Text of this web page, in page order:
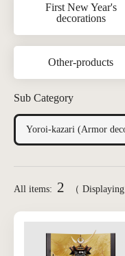
First New Year's
decorations
Other-products
Sub Category
All items: 2 （ Displaying